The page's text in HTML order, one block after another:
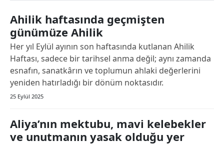
Ahilik haftasında geçmişten
günümüze Ahilik
Her yıl Eylül ayının son haftasında kutlanan Ahilik
Haftası, sadece bir tarihsel anma değil; aynı zamanda
esnafın, sanatkârın ve toplumun ahlaki değerlerini
yeniden hatırladığı bir dönüm noktasıdır.
25 Eylül 2025
Aliya’nın mektubu, mavi kelebekler
ve unutmanın yasak olduğu yer